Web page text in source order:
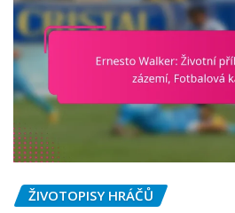
ŽIVOTOPISY HRÁČŮ